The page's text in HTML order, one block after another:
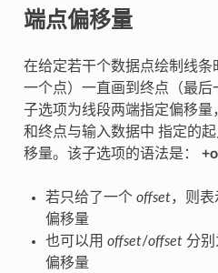
端点偏移量
在给定若干个数据点绘制线
一个点）一直画到终点（最后
子选项为线段两端指定偏移
和终点与输入数据中 指定的
移量。该子选项的语法是： +o
若只给了一个 offset，则表
偏移量
也可以用 offset/offset分别
偏移量